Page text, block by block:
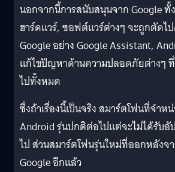
นอกจากนี้การสนับสนุนจาก Google ทั้
ฮาร์ดแวร์, ซอฟต์แวร์ต่างๆ จะถูกตัดไ
Google อย่าง Google Assistant,
แก้ไขปัญหาด้านความปลอดภัยต่างๆ
ไปทั้งหมด
ซึ่งถ้าเรื่องนี้เป็นจริง สมาร์ตโฟนที่จำ
Android รุ่นปกติต่อไปแต่จะไม่ได้รับ
ไป ส่วนสมาร์ตโฟนรุ่นใหม่ที่ออกหลังจ
Google อีกแล้ว